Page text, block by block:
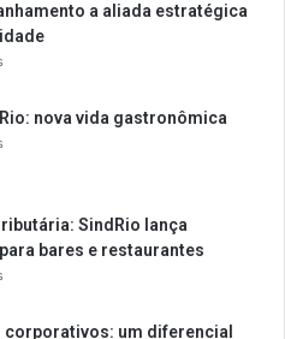
a aliada estratégica
nova vida gastronômica
SindRio lança
bares e restaurantes
corporativos: um diferencial